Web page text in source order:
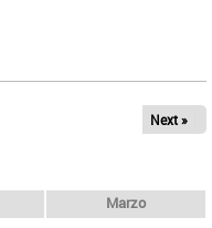
Next »
Marzo